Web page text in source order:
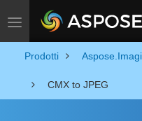
Toggle navigation
Prodotti
CMX to JPEG